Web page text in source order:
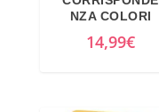
NZA COLORI
14,99€